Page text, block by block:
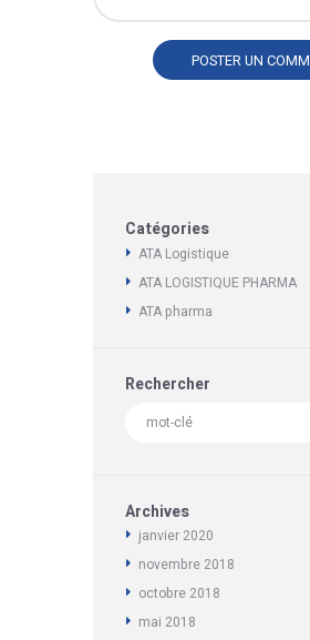
Catégories
ATA Logistique
ATA LOGISTIQUE PHARMA
ATA pharma
Rechercher
Archives
janvier 2020
novembre 2018
octobre 2018
mai 2018